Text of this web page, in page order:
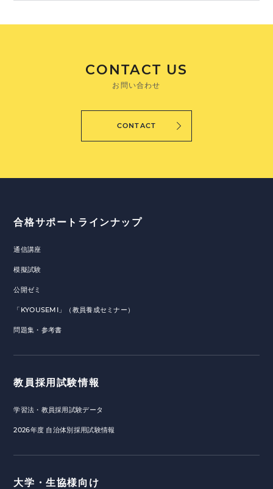
CONTACT US
お問い合わせ
CONTACT
合格サポートラインナップ
通信講座
模擬試験
公開ゼミ
「KYOUSEMI」（教員養成セミナー）
問題集・参考書
教員採用試験情報
学習法・教員採用試験データ
2026年度 自治体別採用試験情報
大学・生協様向け